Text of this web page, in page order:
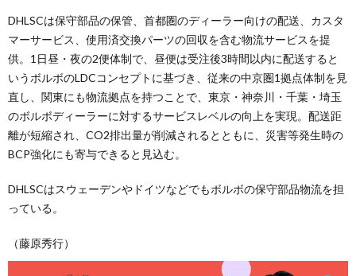
DHLSCは保守部品の保管、首都圏のディーラー向けの配送、カスタ
マーサービス、使用済交換パーツの回収を含む物流サービスを提
供。1日昼・夜の2便体制で、昼便は受注後3時間以内に配送すると
いうボルボのLDCコンセプトに基づき、従来の中京圏1拠点体制を見
直し、関東にも物流拠点を持つことで、東京・神奈川・千葉・埼玉
のボルボディーラーに対するサービスレベルの向上を実現。配送距
離が短縮され、CO2排出量が削減されるとともに、災害等発生時の
BCP強化にも寄与できると見込む。
DHLSCはスウェーデンやドイツなどでもボルボの保守部品物流を担
っている。
（藤原秀行）